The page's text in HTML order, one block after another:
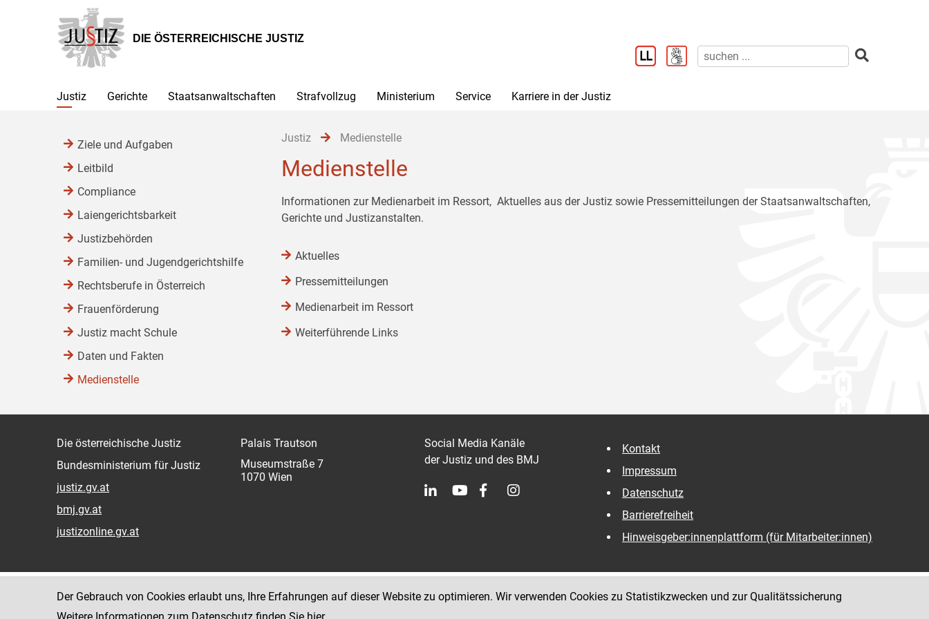
Hauptnavigation
[1]
Inhalt
[2]
Untermenü
[3]
DIE ÖSTERREICHISCHE JUSTIZ
Justiz Gerichte Staatsanwaltschaften Strafvollzug Ministerium Service Karriere in der Justiz
Justiz Medienstelle
Medienstelle
Informationen zur Medienarbeit im Ressort, Aktuelles aus der Justiz sowie Pressemitteilungen der Staatsanwaltschaften,
Gerichte und Justizanstalten.
Aktuelles
Pressemitteilungen
Medienarbeit im Ressort
Weiterführende Links
Ziele und Aufgaben
Leitbild
Compliance
Laiengerichtsbarkeit
Justizbehörden
Familien- und Jugendgerichtshilfe
Rechtsberufe in Österreich
Frauenförderung
Justiz macht Schule
Daten und Fakten
Medienstelle
Die österreichische Justiz
Bundesministerium für Justiz
justiz.gv.at
bmj.gv.at
justizonline.gv.at
Palais Trautson
Museumstraße 7
1070 Wien
Social Media Kanäle
der Justiz und des BMJ
Kontakt
Impressum
Datenschutz
Barrierefreiheit
Hinweisgeber:innenplattform (für Mitarbeiter:innen)
Der Gebrauch von Cookies erlaubt uns, Ihre Erfahrungen auf dieser Website zu optimieren. Wir verwenden Cookies zu Statistikzwecken und zur Qualitätssicherung